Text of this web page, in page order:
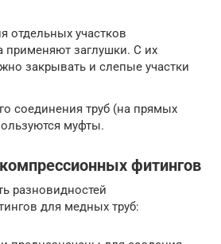
отдельных участков
применяют заглушки. С их
закрывать и слепые участки
соединения труб (на прямых
муфты.
фитингов
разновидностей
для медных труб: